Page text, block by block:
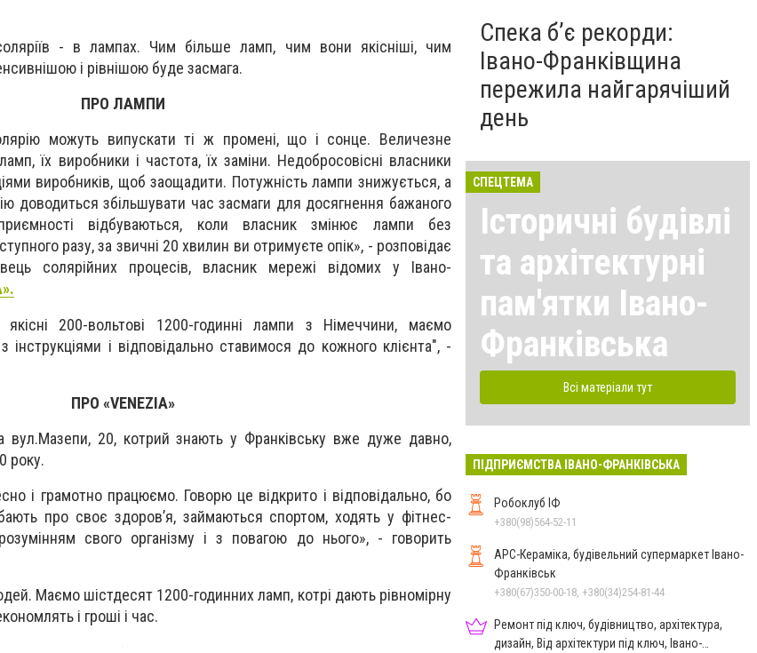
- в лампах. Чим більше ламп, чим вони якісніші, чим
і рівнішою буде засмага.
ПРО ЛАМПИ
можуть випускати ті ж промені, що і сонце. Величезне
їх виробники і частота, їх заміни. Недобросовісні власники
виробників, щоб заощадити. Потужність лампи знижується, а
доводиться збільшувати час засмаги для досягнення бажаного
відбуваються, коли власник змінює лампи без
разу, за звичні 20 хвилин ви отримуєте опік», - розповідає
солярійних процесів, власник мережі відомих у Івано-
200-вольтові 1200-годинні лампи з Німеччини, маємо
інструкціями і відповідально ставимося до кожного клієнта", -
ПРО «VENEZIA»
вул.Мазепи, 20, котрий знають у Франківську вже дуже давно,
року.
і грамотно працюємо. Говорю це відкрито і відповідально, бо
про своє здоров’я, займаються спортом, ходять у фітнес-
свого організму і з повагою до нього», - говорить
Маємо шістдесят 1200-годинних ламп, котрі дають рівномірну
і гроші і час.
Спека б’є рекорди:
Івано-Франківщина
пережила найгарячіший
день
СПЕЦТЕМА
Історичні будівлі
та архітектурні
пам'ятки Івано-
Франківська
Всі матеріали тут
ПІДПРИЄМСТВА ІВАНО-ФРАНКІВСЬКА
Робоклуб ІФ
+380(98)564-52-11
АРС-Кераміка, будівельний супермаркет Івано-
Франківськ
+380(67)350-00-18, +380(34)254-81-44
Ремонт під ключ, будівництво, архітектура,
дизайн, Від архітектури під ключ, Івано-